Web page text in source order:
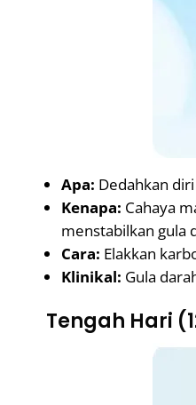
Apa: Dedahkan
Kenapa: Cahaya
menstabilkan gula
Cara: Elakkan
Klinikal: Gula
Tengah Hari